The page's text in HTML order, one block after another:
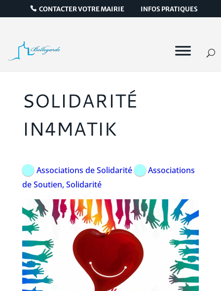
CONTACTER VOTRE MAIRIE INFOS PRATIQUES
SOLIDARITÉ
IN4MATIK
Associations de Solidarité
Associations
de Soutien, Solidarité